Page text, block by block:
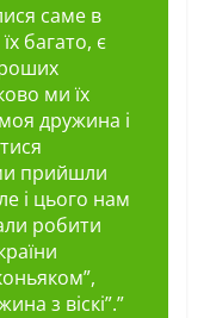
саме в
багато, є
ми їх
дружина і
прийшли
і цього нам
робити
з віскі”.”